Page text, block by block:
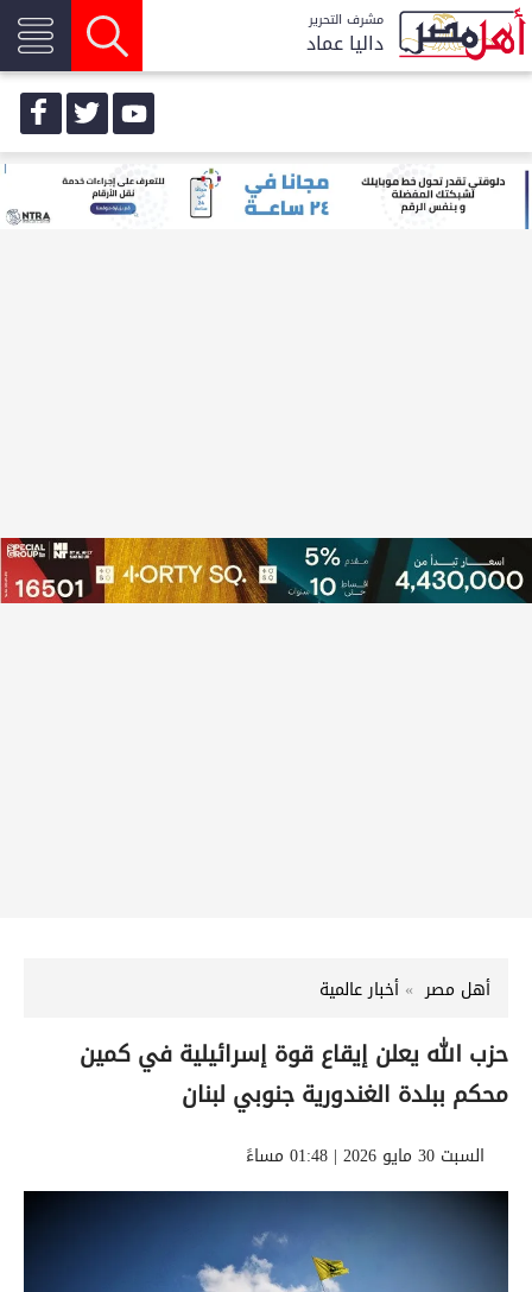
مشرف التحرير
داليا عماد
أهل مصر أخبار عالمية
حزب الله يعلن إيقاع قوة إسرائيلية في كمين
محكم ببلدة الغندورية جنوبي لبنان
السبت 30 مايو 2026 | 01:48 مساءً